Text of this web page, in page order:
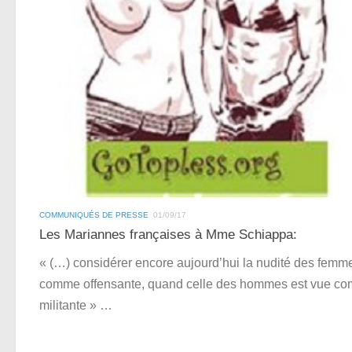
COMMUNIQUÉS DE PRESSE 01/09/17
Les Mariannes françaises à Mme Schiappa:
« (…) considérer encore aujourd’hui la nudité des
comme offensante, quand celle des hommes est vue
militante » …